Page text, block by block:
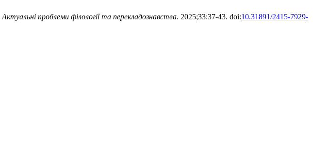
Актуальні проблеми філології та перекладознавства. 2025;33:37-43. doi:10.31891/2415-7929-